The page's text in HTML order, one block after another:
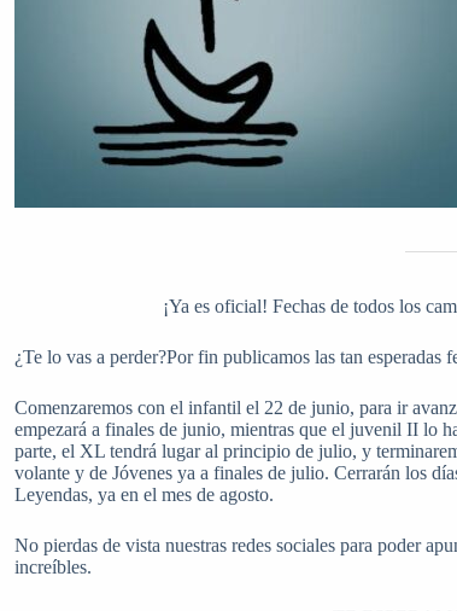
¡Ya es oficial! Fechas de todos los
¿Te lo vas a perder?Por fin publicamos las tan esperadas
Comenzaremos con el infantil el 22 de junio, para ir
empezará a finales de junio, mientras que el juvenil II lo
parte, el XL tendrá lugar al principio de julio, y
volante y de Jóvenes ya a finales de julio. Cerrarán los
Leyendas, ya en el mes de agosto.
No pierdas de vista nuestras redes sociales para poder
increíbles.